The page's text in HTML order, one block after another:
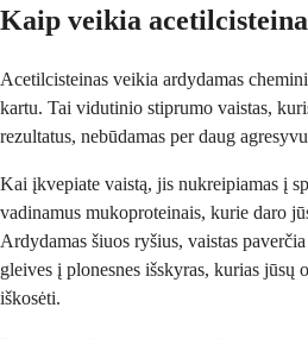
Kaip veikia
Acetilcisteinas veikia ardydamas
kartu. Tai vidutinio stiprumo vaistas,
rezultatus, nebūdamas per daug
Kai įkvepiate vaistą, jis nukreipiamas į
vadinamus mukoproteinais, kurie daro
Ardydamas šiuos ryšius, vaistas
gleives į plonesnes išskyras, kurias jūsų
iškosėti.